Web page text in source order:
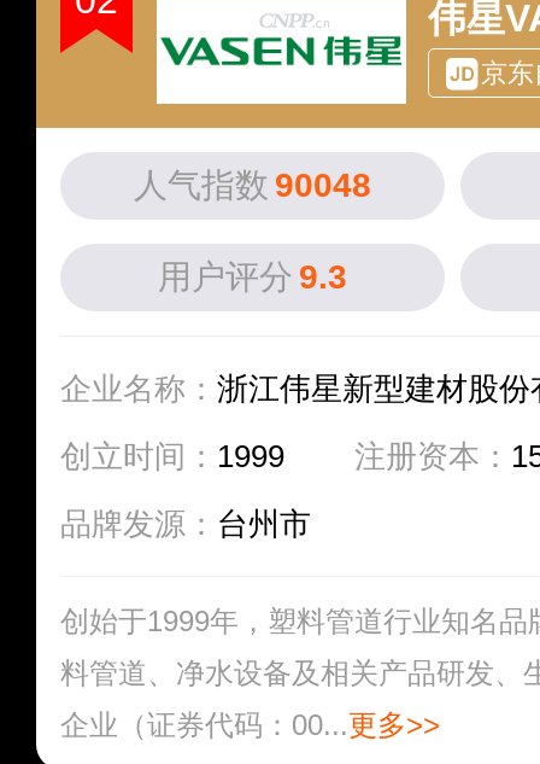
伟星
京
人气指数 90048
用户评分 9.3
企业名称： 浙江伟星新型建材股份
创立时间： 1999 注册资本：
品牌发源： 台州市
创始于1999年，塑料管道行业知名
料管道、净水设备及相关产品研发、
企业（证券代码：00...更多>>